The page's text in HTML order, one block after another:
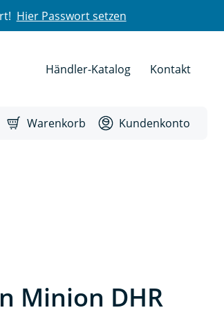
Hier Passwort setzen
Händler-Katalog Kontakt
Warenkorb Kundenkonto
Minion DHR